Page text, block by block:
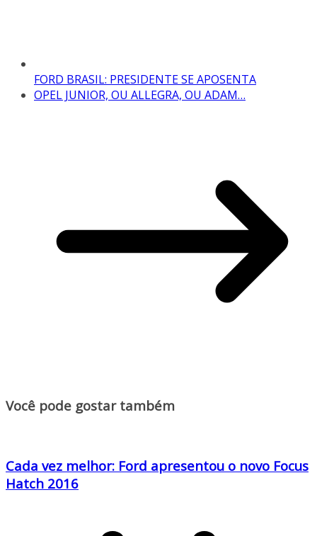
FORD BRASIL: PRESIDENTE SE APOSENTA
OPEL JUNIOR, OU ALLEGRA, OU ADAM…
Você pode gostar também
Cada vez melhor: Ford apresentou o novo Focus
Hatch 2016